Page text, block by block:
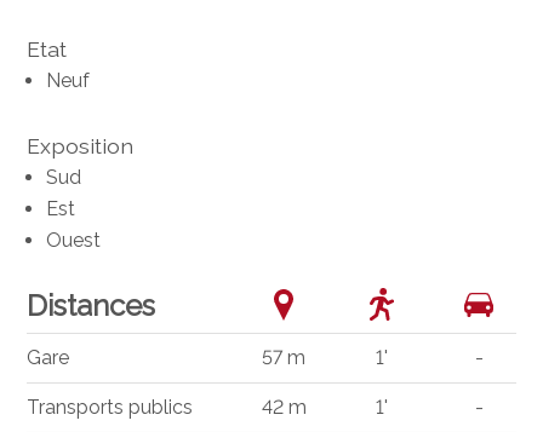
Etat
Neuf
Exposition
Sud
Est
Ouest
Distances
Gare 57 m 1' -
Transports publics 42 m 1' -